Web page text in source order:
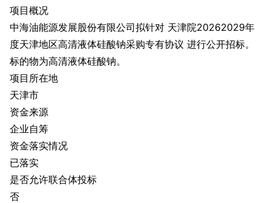
项目概况
中海油能源发展股份有限公司拟针对 天津院20262029年
度天津地区高清液体硅酸钠采购专有协议 进行公开招标。
标的物为高清液体硅酸钠。
项目所在地
天津市
资金来源
企业自筹
资金落实情况
已落实
是否允许联合体投标
否